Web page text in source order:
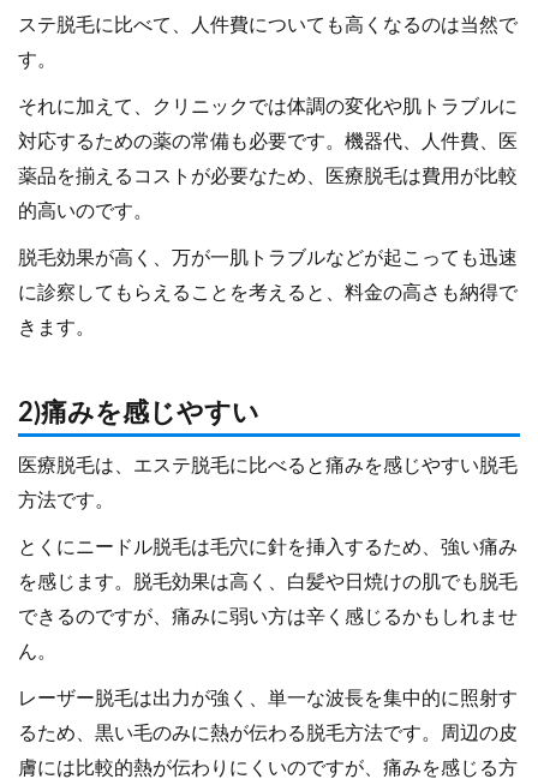
ステ脱毛に比べて、人件費についても高くなるのは当然で
す。
それに加えて、クリニックでは体調の変化や肌トラブルに
対応するための薬の常備も必要です。機器代、人件費、医
薬品を揃えるコストが必要なため、医療脱毛は費用が比較
的高いのです。
脱毛効果が高く、万が一肌トラブルなどが起こっても迅速
に診察してもらえることを考えると、料金の高さも納得で
きます。
2)痛みを感じやすい
医療脱毛は、エステ脱毛に比べると痛みを感じやすい脱毛
方法です。
とくにニードル脱毛は毛穴に針を挿入するため、強い痛み
を感じます。脱毛効果は高く、白髪や日焼けの肌でも脱毛
できるのですが、痛みに弱い方は辛く感じるかもしれませ
ん。
レーザー脱毛は出力が強く、単一な波長を集中的に照射す
るため、黒い毛のみに熱が伝わる脱毛方法です。周辺の皮
膚には比較的熱が伝わりにくいのですが、痛みを感じる方